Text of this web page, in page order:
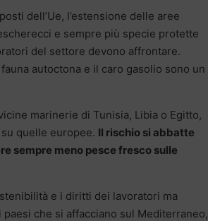
dell’Ue, l’estensione delle aree
e sempre più specie protette
del settore devono affrontare.
autoctona e il caro gasolio sono un
marinerie di Tunisia, Libia o Egitto,
quelle europee. Il rischio si abbatte
sempre meno pesce fresco sulle
e i diritti dei lavoratori ma
che si affacciano sul Mediterraneo,